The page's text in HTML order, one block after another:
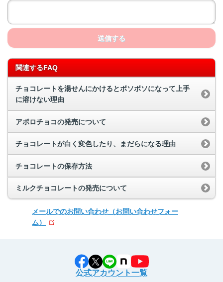
送信する
関連するFAQ
チョコレートを湯せんにかけるとボソボソになって上手
に溶けない理由
アポロチョコの発売について
チョコレートが白く変色したり、まだらになる理由
チョコレートの保存方法
ミルクチョコレートの発売について
メールでのお問い合わせ （お問い合わせフォー
ム）
公式アカウント一覧